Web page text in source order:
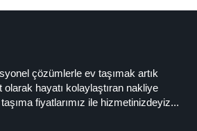
çözümlerle ev taşımak artık
hayatı kolaylaştıran nakliye
fiyatlarımız ile hizmetinizdeyiz...